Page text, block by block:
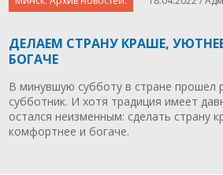
ДЕЛАЕМ СТРАНУ КРАШЕ,
БОГАЧЕ
В минувшую субботу в стране прошел
субботник. И хотя традиция имеет
остался неизменным: сделать страну
комфортнее и богаче.